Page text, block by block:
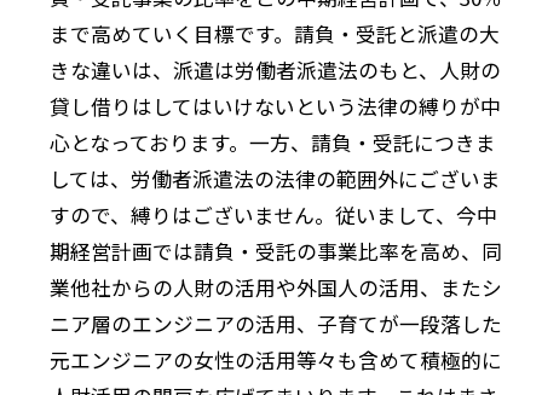
まで高めていく目標です。請負・受託と派遣の大
きな違いは、派遣は労働者派遣法のもと、人財の
貸し借りはしてはいけないという法律の縛りが中
心となっております。一方、請負・受託につきま
しては、労働者派遣法の法律の範囲外にございま
すので、縛りはございません。従いまして、今中
期経営計画では請負・受託の事業比率を高め、同
業他社からの人財の活用や外国人の活用、またシ
ニア層のエンジニアの活用、子育てが一段落した
元エンジニアの女性の活用等々も含めて積極的に